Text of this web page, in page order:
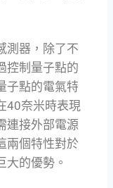
測器，除了不
控制量子點的
子點的電氣特
40奈米時表現
連接外部電源
兩個特性對於
大的優勢。